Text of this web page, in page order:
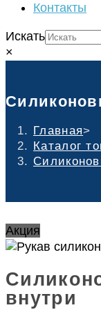
Контакты
Искать
×
Главная>
Каталог
Акция
внутри